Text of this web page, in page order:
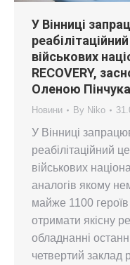
У Вінниці
військових
RECOVERY,
Оленою
Новини By Niko
У Вінниці
реабілітаційний
військових
аналогів якому
майже 1100 героїв
отримати якісну
обладнанні
четвертий заклад